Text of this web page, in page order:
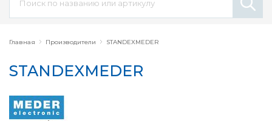
Главная Производители STANDEXMEDER
STANDEXMEDER
Цепи